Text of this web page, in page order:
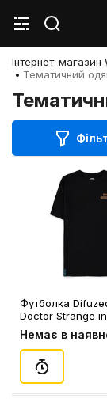
Інтернет-
Тематичний
Футболка
Doctor Strange
Multiverse of
(XL), (368796)
Немає в